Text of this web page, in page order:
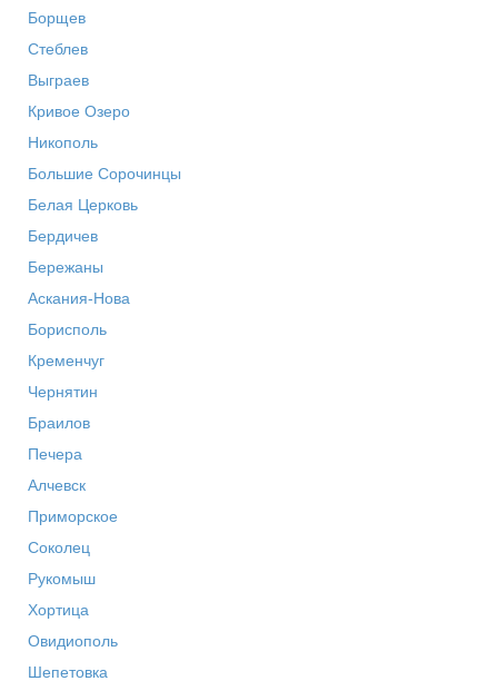
Борщев
Стеблев
Выграев
Кривое Озеро
Никополь
Большие Сорочинцы
Белая Церковь
Бердичев
Бережаны
Аскания-Нова
Борисполь
Кременчуг
Чернятин
Браилов
Печера
Алчевск
Приморское
Соколец
Рукомыш
Хортица
Овидиополь
Шепетовка